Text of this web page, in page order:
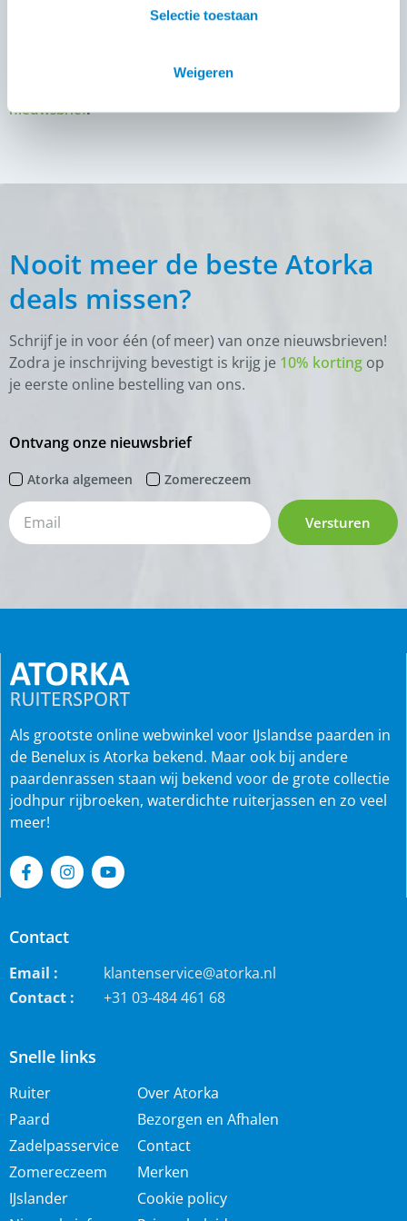
Selectie toestaan
Weigeren
even een afspraak, dan zorgen wij dat er iemand is om je
Als jij niets wilt missen vanAtorka Ruitersport
of meld je aan voor de
nieuwsbrief.
Nooit meer de beste Atorka
deals missen?
Schrijf je in voor één (of meer) van onze nieuwsbrieven!
Zodra je inschrijving bevestigt is krijg je 10% korting op
je eerste online bestelling van ons.
Ontvang onze nieuwsbrief
Atorka algemeen Zomereczeem
Versturen
Snelle links
Ruiter
Paard
Zadelpasservice
Zomereczeem
IJslander
Over Atorka
Bezorgen en Afhalen
Contact
Merken
Cookie policy
Als grootste online webwinkel voor IJslandse paarden in
de Benelux is Atorka bekend. Maar ook bij andere
paardenrassen staan wij bekend voor de grote collectie
jodhpur rijbroeken, waterdichte ruiterjassen en zo veel
meer!
Contact
Email :
klantenservice@atorka.nl
Contact :
+31 03-484 461 68